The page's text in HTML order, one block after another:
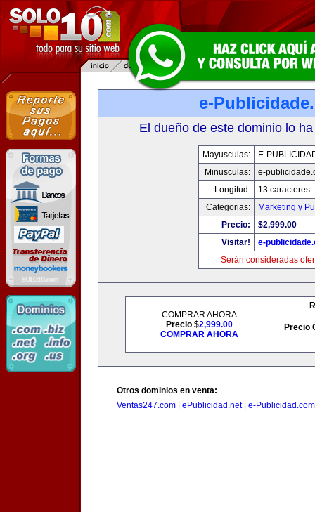
e-
El dueño de este dominio lo
Mayusculas:
E-
Minusculas:
e-
Longitud:
13 caracteres
Categorias:
Marketing y
Precio:
$2,999.00
Visitar!
e-
Serán consideradas
COMPRAR AHORA
Precio $2,999.00
COMPRAR AHORA
Precio
Otros dominios en venta:
Ventas247.com
ePublicidad.net| e-Publicidad.com